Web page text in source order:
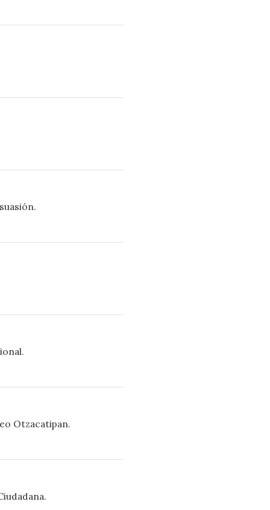
Otzacatipan.